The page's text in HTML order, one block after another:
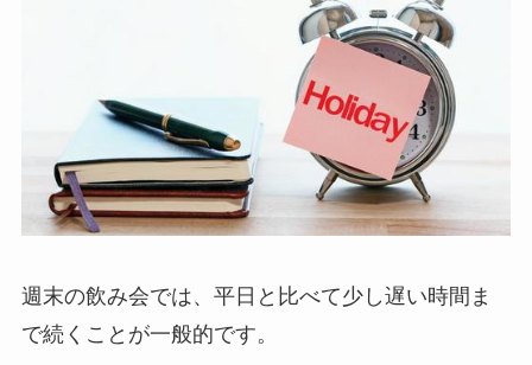
週末の飲み会では、平日と比べて少し遅い時間ま
で続くことが一般的です。